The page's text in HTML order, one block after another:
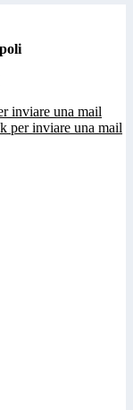
inviare una mail
per inviare una mail